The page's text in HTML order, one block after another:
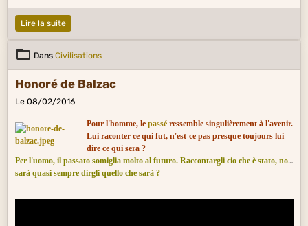
Lire la suite
Dans Civilisations
Honoré de Balzac
Le 08/02/2016
Pour l'homme, le passéressemble singulièrement à l'avenir.
Lui raconter ce qui fut, n'est-ce pas presque toujours lui
dire ce qui sera ?
Per l'uomo, il passato somiglia molto al futuro. Raccontargli cio che è stato, non
sarà quasi sempre dirgli quello che sarà ?